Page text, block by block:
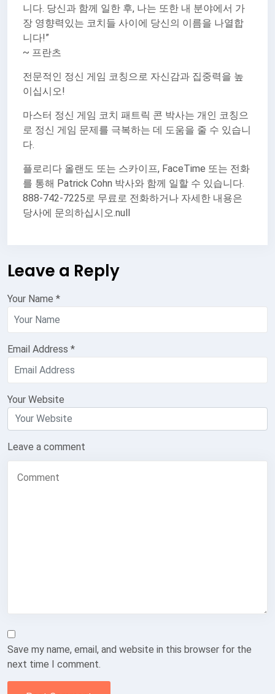
니다. 당신과 함께 일한 후, 나는 또한 내 분야에서 가
장 영향력있는 코치들 사이에 당신의 이름을 나열합
니다!”
~ 프란츠
전문적인 정신 게임 코칭으로 자신감과 집중력을 높
이십시오!
마스터 정신 게임 코치 패트릭 콘 박사는 개인 코칭으
로 정신 게임 문제를 극복하는 데 도움을 줄 수 있습니
다.
플로리다 올랜도 또는 스카이프, FaceTime 또는 전화
를 통해 Patrick Cohn 박사와 함께 일할 수 있습니다.
888-742-7225로 무료로 전화하거나 자세한 내용은
당사에 문의하십시오.null
Leave a Reply
Your Name *
Email Address *
Your Website
Leave a comment
Save my name, email, and website in this browser for the
next time I comment.